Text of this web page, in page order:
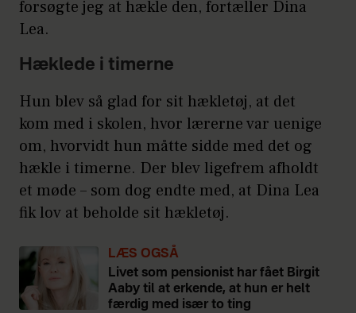
forsøgte jeg at hækle den, fortæller Dina
Lea.
Hæklede i timerne
Hun blev så glad for sit hækletøj, at det
kom med i skolen, hvor lærerne var uenige
om, hvorvidt hun måtte sidde med det og
hækle i timerne. Der blev ligefrem afholdt
et møde – som dog endte med, at Dina Lea
fik lov at beholde sit hækletøj.
LÆS OGSÅ
Livet som pensionist har fået Birgit
Aaby til at erkende, at hun er helt
færdig med især to ting